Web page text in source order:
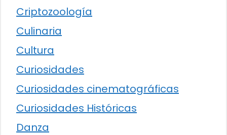
Criptozoología
Culinaria
Cultura
Curiosidades
Curiosidades cinematográficas
Curiosidades Históricas
Danza